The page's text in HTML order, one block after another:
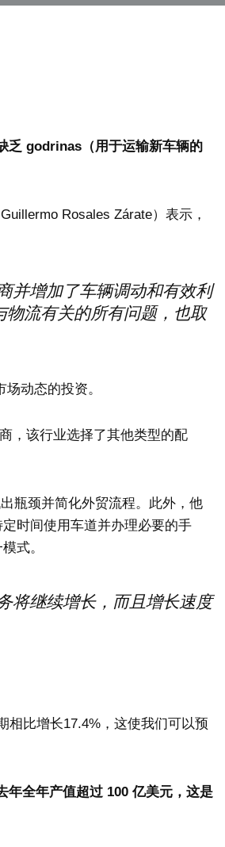
乏 godrinas（用于运输新车辆的
Rosales Zárate）表示，
并增加了车辆调动和有效利
流有关的所有问题，也取
动态的投资。
，该行业选择了其他类型的配
瓶颈并简化外贸流程。此外，他
时间使用车道并办理必要的手
式。
将继续增长，而且增长速度
相比增长17.4%，这使我们可以预
年全年产值超过 100 亿美元，这是